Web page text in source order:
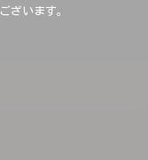
ざいます。